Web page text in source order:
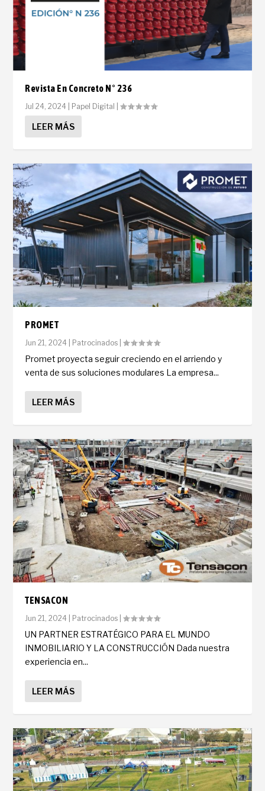
Revista En Concreto N° 236
Jul 24, 2024 Papel Digital |
LEER MÁS
PROMET
Jun 21, 2024 Patrocinados |
Promet proyecta seguir creciendo en el arriendo y
venta de sus soluciones modulares La empresa...
LEER MÁS
TENSACON
Jun 21, 2024 Patrocinados |
UN PARTNER ESTRATÉGICO PARA EL MUNDO
INMOBILIARIO Y LA CONSTRUCCIÓN Dada nuestra
experiencia en...
LEER MÁS